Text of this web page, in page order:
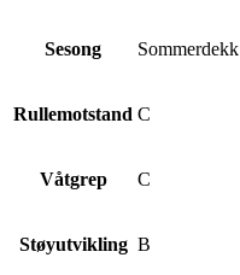
Sesong Sommerdekk
Rullemotstand C
Våtgrep C
Støyutvikling B